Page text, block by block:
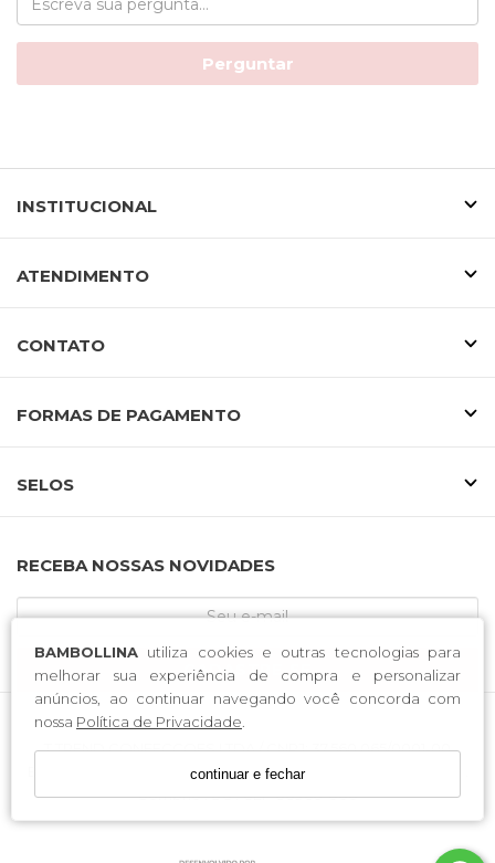
BAMBOLLINA utiliza cookies e outras tecnologias para
melhorar sua experiência de compra e personalizar
anúncios, ao continuar navegando você concorda com
nossa Política de Privacidade.
continuar e fechar
Perguntar
INSTITUCIONAL
ATENDIMENTO
CONTATO
FORMAS DE PAGAMENTO
SELOS
RECEBA NOSSAS NOVIDADES
CADASTRE-SE
T TREND CONFECCOES LTDA / CNPJ: 37.560.065/0001-00
Endereço: Rodovia José Tiscoski . 1651 . Bairro Boa Esperança .
Sombrio . SC . CEP 88960-000